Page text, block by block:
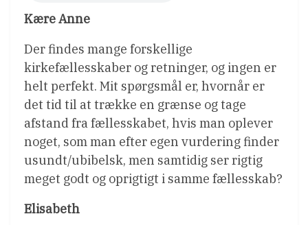
Kære Anne
Der findes mange forskellige
kirkefællesskaber og retninger, og ingen er
helt perfekt. Mit spørgsmål er, hvornår er
det tid til at trække en grænse og tage
afstand fra fællesskabet, hvis man oplever
noget, som man efter egen vurdering finder
usundt/ubibelsk, men samtidig ser rigtig
meget godt og oprigtigt i samme fællesskab?
Elisabeth